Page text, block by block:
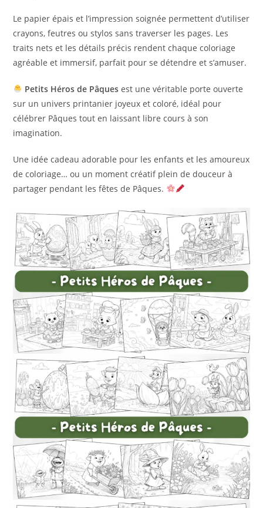
Le papier épais et l’impression soignée permettent d’utiliser
crayons, feutres ou stylos sans traverser les pages. Les
traits nets et les détails précis rendent chaque coloriage
agréable et immersif, parfait pour se détendre et s’amuser.
Petits Héros de Pâques est une véritable porte ouverte
sur un univers printanier joyeux et coloré, idéal pour
célébrer Pâques tout en laissant libre cours à son
imagination.
Une idée cadeau adorable pour les enfants et les amoureux
de coloriage… ou un moment créatif plein de douceur à
partager pendant les fêtes de Pâques.